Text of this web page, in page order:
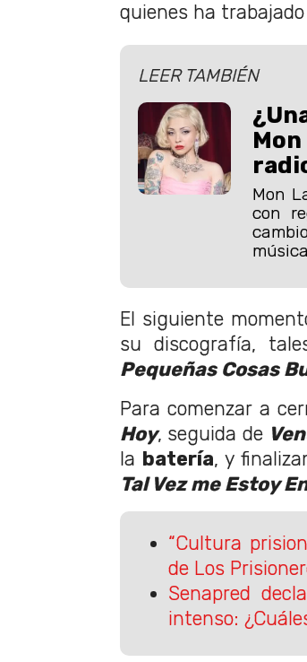
quienes ha
LEER TAMBIÉN
Mon
con
El siguiente
su discografía,
Pequeñas Cosas
Para comenzar a
Hoy, seguida de
la batería, y
Tal Vez me Estoy
“Cultura
de Los
Senapred
intenso: